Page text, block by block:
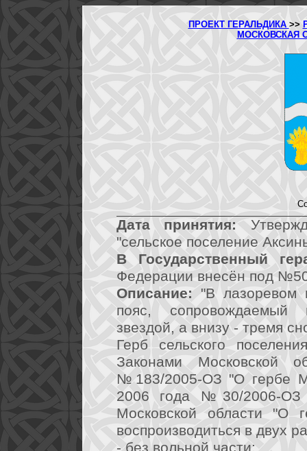
ПРОЕКТ ГЕРАЛЬДИКА >>
МОСКОВСКАЯ
Дата принятия:
"сельское поселение
В Государственный
Федерации внесён под
Описание: "В лазоревом
пояс, сопровождаемый
звездой, а внизу - тремя
Герб сельского
Законами Московской
№183/2005-ОЗ "О гербе
2006 года №30/2006-ОЗ
Московской области "О
воспроизводиться в двух
- без вольной части;